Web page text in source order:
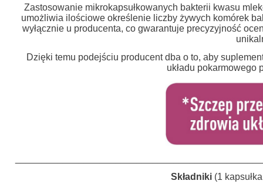
Zastosowanie mikrokapsułkowanych bakterii kwasu
umożliwia ilościowe określenie liczby żywych komórek
wyłącznie u producenta, co gwarantuje precyzyjność
Dzięki temu podejściu producent dba o to, aby
układu pokarmowego
Składniki (1